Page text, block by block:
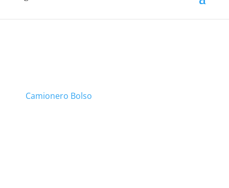
Camionero Bolso